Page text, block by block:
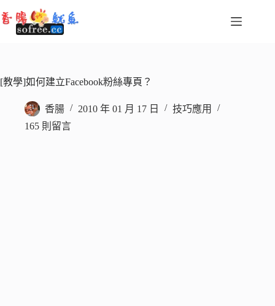
至
容
[教學]如何建立Facebook粉絲專頁？
香腸 2010 年 01 月 17 日
技巧應用
165 則留言